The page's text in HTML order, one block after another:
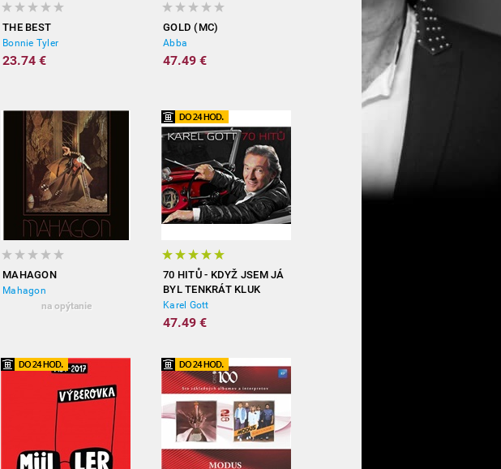
THE BEST
Bonnie Tyler
23.74 €
GOLD (MC)
Abba
47.49 €
MAHAGON
Mahagon
na opýtanie
70 HITŮ - KDYŽ JSEM JÁ
BYL TENKRÁT KLUK
(3CD)
Karel Gott
47.49 €